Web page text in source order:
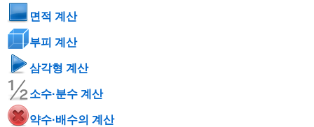
면적 계산
부피 계산
삼각형 계산
소수·분수 계산
약수·배수의 계산